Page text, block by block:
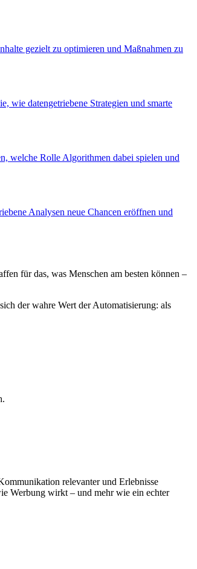
gezielt zu optimieren und Maßnahmen zu
wie datengetriebene Strategien und smarte
welche Rolle Algorithmen dabei spielen und
Analysen neue Chancen eröffnen und
für das, was Menschen am besten können –
der wahre Wert der Automatisierung: als
relevanter und Erlebnisse
Werbung wirkt – und mehr wie ein echter